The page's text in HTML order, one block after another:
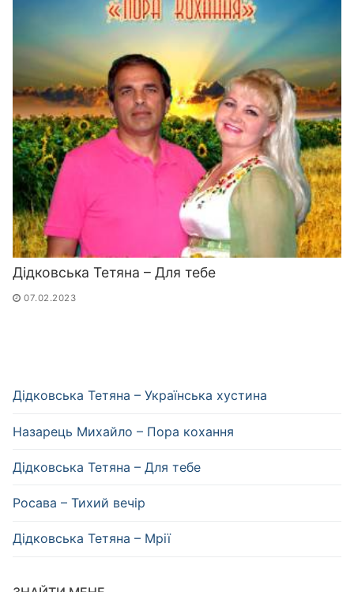
Дідковська Тетяна – Для тебе
07.02.2023
Дідковська Тетяна – Українська хустина
Назарець Михайло – Пора кохання
Дідковська Тетяна – Для тебе
Росава – Тихий вечір
Дідковська Тетяна – Мрії